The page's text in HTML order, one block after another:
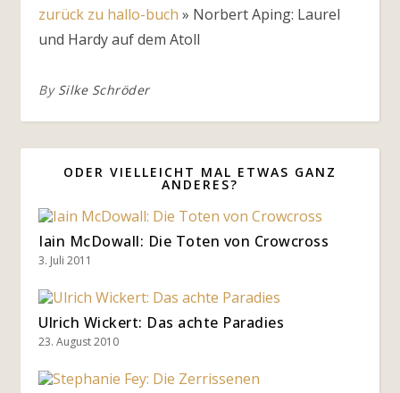
zurück zu hallo-buch » Norbert Aping: Laurel
und Hardy auf dem Atoll
By Silke Schröder
ODER VIELLEICHT MAL ETWAS GANZ
ANDERES?
Iain McDowall: Die Toten von Crowcross
3. Juli 2011
Ulrich Wickert: Das achte Paradies
23. August 2010